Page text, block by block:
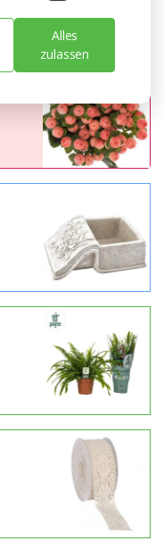
Alles
zulassen